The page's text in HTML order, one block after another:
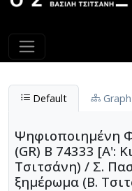
Default Graph
Ψηφιοποιημένη
(GR) B 74333 [Α':
Τσιτσάνη) / Σ.
ξημέρωμα (Β.